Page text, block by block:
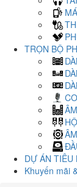
TRỌN BỘ
DỰ ÁN TIÊU
Khuyến mãi